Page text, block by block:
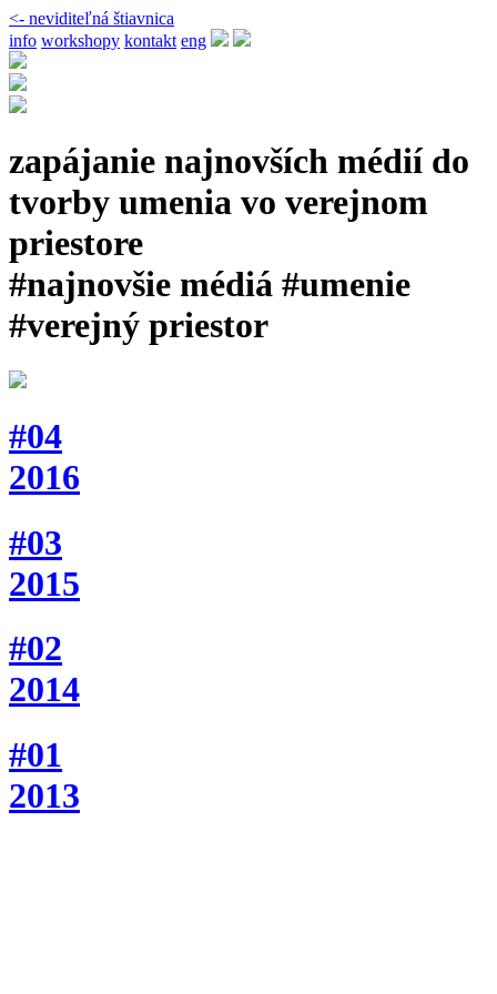
<- neviditeľná štiavnica
info workshopy kontakt eng
zapájanie najnovších médií do
tvorby umenia vo verejnom
priestore
#najnovšie médiá #umenie
#verejný priestor
#04
2016
#03
2015
#02
2014
#01
2013